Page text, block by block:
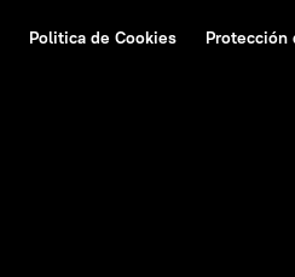
Politica de Cookies